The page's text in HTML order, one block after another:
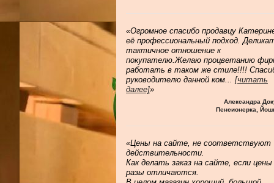
«Огромное спасибо продавцу
её профессиональный подход.
тактичное отношение к
покупателю.Желаю процветанию
работать в таком же стиле!!!!
руководителю данной ком
[читать
далее]»
Александра
Пенсионерка,
«Цены на сайте, не соответствуют
действительности.
Как делать заказ на сайте, если цены
разы отличаются.